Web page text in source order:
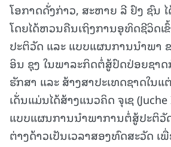
ໂອກາດດັ່ງກ່າວ, ສະຫາຍ ລີ ຢົງ ຊົນ
ໂດຍໄດ້ຫວນຄືນເຖິງການອຸທິດຊີວິດເ
ປະຕິວັດ ແລະ ແບບແຜນການນໍາພາ
ອິນ ຊຸງ ໃນພາລະກິດຕໍ່ສູ້ປົດປ່ອຍຊາ
ຮັກສາ ແລະ ສ້າງສາປະເທດຊາດໃນ
ເດັ່ນແມ່ນໄດ້ສ້າງແນວຄິດ ຈຸເຊ
ແບບແຜນການນຳພາການຕໍ່ສູ້ປະຕິ
ຕ່າງດ້າວເປັນເວລາສອງທົດສະວັດ ເ